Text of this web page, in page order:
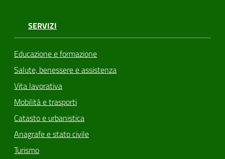
SERVIZI
Educazione e formazione
Salute, benessere e assistenza
Vita lavorativa
Mobilità e trasporti
Catasto e urbanistica
Anagrafe e stato civile
Turismo